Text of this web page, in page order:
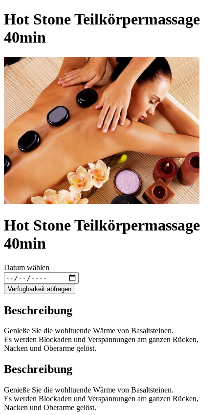
Hot Stone Teilkörpermassage
40min
Hot Stone Teilkörpermassage
40min
Datum wählen
Verfügbarkeit abfragen
Beschreibung
Genieße Sie die wohltuende Wärme von Basaltsteinen.
Es werden Blockaden und Verspannungen am ganzen Rücken,
Nacken und Oberarme gelöst.
Beschreibung
Genieße Sie die wohltuende Wärme von Basaltsteinen.
Es werden Blockaden und Verspannungen am ganzen Rücken,
Nacken und Oberarme gelöst.